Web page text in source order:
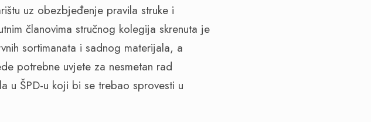
uz obezbjeđenje pravila struke i
članovima stručnog kolegija skrenuta je
sortimanata i sadnog materijala, a
potrebne uvjete za nesmetan rad
u ŠPD-u koji bi se trebao sprovesti u